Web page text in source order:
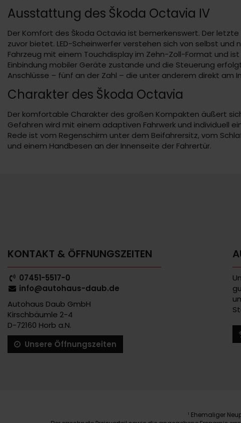
Ausstattung des Škoda Octavia IV
Der Komfort des Škoda Octavia ist bemerkenswert. Der
zuvor bietet. LED-Scheinwerfer verstehen sich von selbst
Fahrzeug mit einem Touchdisplay im Zehn-Zoll-Format und
Einbindung mobiler Geräte zustande und die Steuerung
Anschlüsse – fünf an der Zahl – die unter anderem direkt am
Charakter des Škoda Octavia
Der komfortable Charakter des großen Kompakten äußert
Gefahren wird mit einem adaptiven Fahrwerk und individuell
Rede ist vom Regenschirm unter dem Beifahrersitz, vom
und einem Handbesen an der Innenseite der Fahrertür.
KONTAKT & ÖFFNUNGSZEITEN
07451-5517-0
info@autohaus-daub.de
Autohaus Daub GmbH
Kirschbäumle 2-4
D-72160 Horb a.N.
Unsere Öffnungszeiten
1 Ehemaliger